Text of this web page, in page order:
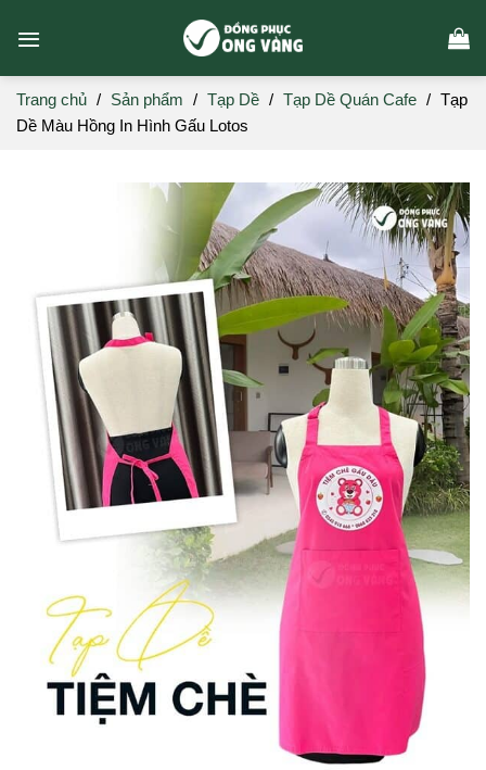
Trang chủ / Sản phẩm / Tạp Dề / Tạp Dề Quán Cafe / Tạp
Dề Màu Hồng In Hình Gấu Lotos